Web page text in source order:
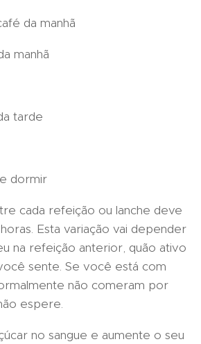
da manhã
manhã
tarde
dormir
cada refeição ou lanche deve
Esta variação vai depender
na refeição anterior, quão ativo
sente. Se você está com
não comeram por
espere.
no sangue e aumente o seu